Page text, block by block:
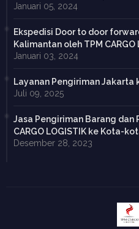
Januari 05, 2024
Ekspedisi Door to door
Kalimantan oleh TPM CARGO
Januari 03, 2024
Layanan Pengiriman
Juli 09, 2025
Jasa Pengiriman Barang dan
CARGO LOGISTIK ke Kota-
Desember 28, 2023